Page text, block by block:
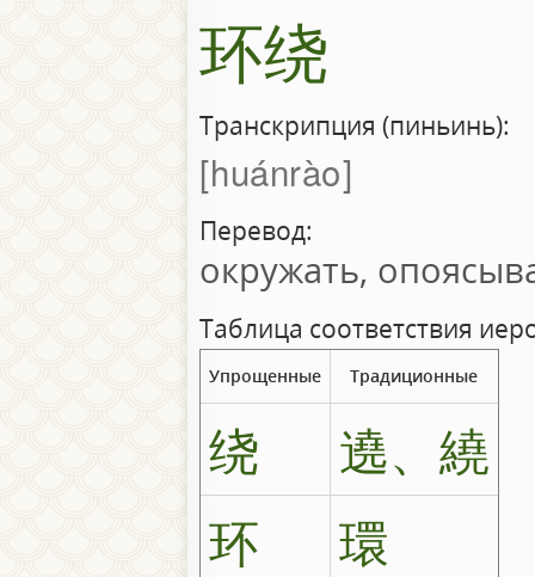
环绕
Транскрипция (пиньинь):
huánrào
Перевод:
окружать,
Таблица соответствия
Упрощенные Традиционные
绕
遶、繞
环
環